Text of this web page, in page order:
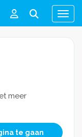
Menu
meer
te gaan